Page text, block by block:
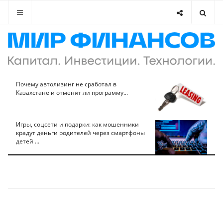
Почему автолизинг не сработал в
Казахстане и отменят ли программу...
Игры, соцсети и подарки: как мошенники
крадут деньги родителей через смартфоны
детей ...